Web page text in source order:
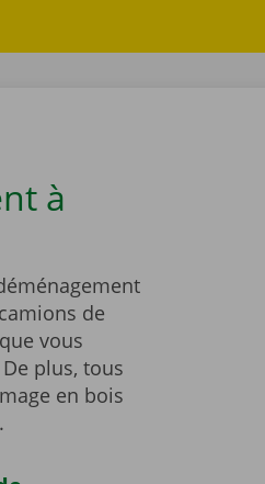
à
de
vous
plus, tous
en bois